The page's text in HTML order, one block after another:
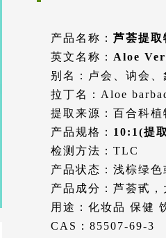
产品名称： 芦荟提取
英文名称： Aloe
别名：卢会、讷会
拉丁名：Aloe
提取来源：百合科植
产品规格： 10:1(提
检测方法：TLC
产品状态：浅棕绿色
产品成分：芦荟甙，
用途：化妆品 保健
CAS：85507-69-3